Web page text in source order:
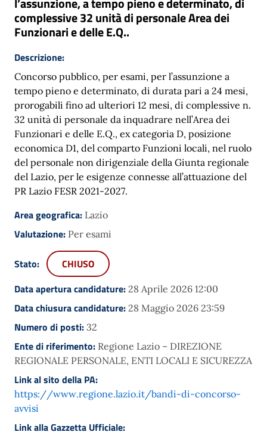
complessive 32 unità di personale Area dei
Funzionari e delle E.Q..
Descrizione:
Concorso pubblico, per esami, per l’assunzione a
tempo pieno e determinato, di durata pari a 24 mesi,
prorogabili fino ad ulteriori 12 mesi, di complessive n.
32 unità di personale da inquadrare nell’Area dei
Funzionari e delle E.Q., ex categoria D, posizione
economica D1, del comparto Funzioni locali, nel ruolo
del personale non dirigenziale della Giunta regionale
del Lazio, per le esigenze connesse all’attuazione del
PR Lazio FESR 2021-2027.
Area geografica: Lazio
Valutazione: Per esami
Stato:
CHIUSO
Data apertura candidature: 28 Aprile 2026 12:00
Data chiusura candidature: 28 Maggio 2026 23:59
Numero di posti: 32
Ente di riferimento: Regione Lazio – DIREZIONE
REGIONALE PERSONALE, ENTI LOCALI E SICUREZZA
Link al sito della PA:
https://www.regione.lazio.it/bandi-di-concorso-
avvisi
Link alla Gazzetta Ufficiale: